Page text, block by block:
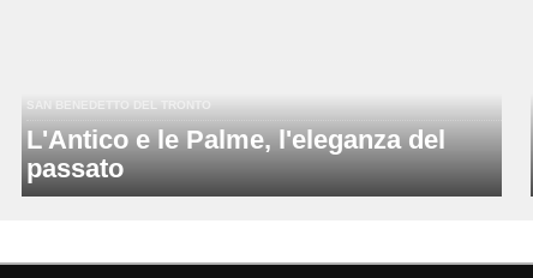
L'Antico e le Palme, l'eleganza del
passato